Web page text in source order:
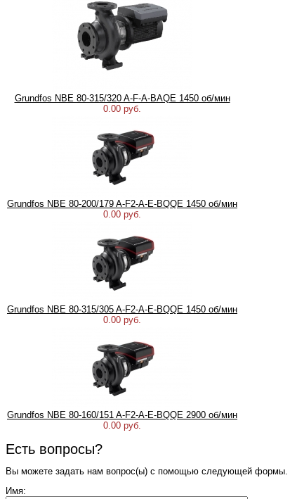
Grundfos NBE 80-315/320 A-F-A-BAQE 1450 об/мин
0.00 руб.
Grundfos NBE 80-200/179 A-F2-A-E-BQQE 1450 об/мин
0.00 руб.
Grundfos NBE 80-315/305 A-F2-A-E-BQQE 1450 об/мин
0.00 руб.
Grundfos NBE 80-160/151 A-F2-A-E-BQQE 2900 об/мин
0.00 руб.
Есть вопросы?
Вы можете задать нам вопрос(ы) с помощью следующей формы.
Имя: